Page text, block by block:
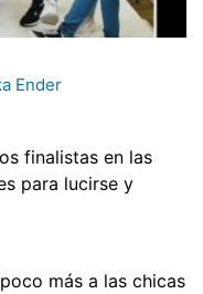
Ender
finalistas en las
para lucirse y
más a las chicas